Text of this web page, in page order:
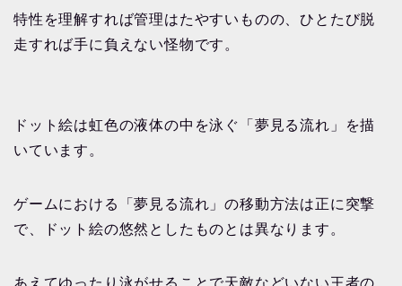
特性を理解すれば管理はたやすいものの、ひとたび脱
走すれば手に負えない怪物です。
ドット絵は虹色の液体の中を泳ぐ「夢見る流れ」を描
いています。
ゲームにおける「夢見る流れ」の移動方法は正に突撃
で、ドット絵の悠然としたものとは異なります。
あえてゆったり泳がせることで天敵などいない王者の